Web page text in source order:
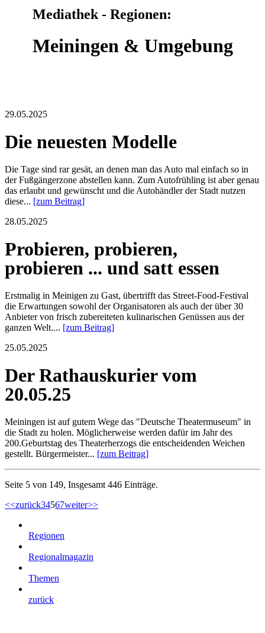
Mediathek - Regionen:
Meiningen & Umgebung
29.05.2025
Die neuesten Modelle
Die Tage sind rar gesät, an denen man das Auto mal einfach so in
der Fußgängerzone abstellen kann. Zum Autofrühling ist aber genau
das erlaubt und gewünscht und die Autohändler der Stadt nutzen
diese... [zum Beitrag]
28.05.2025
Probieren, probieren,
probieren ... und satt essen
Erstmalig in Meinigen zu Gast, übertrifft das Street-Food-Festival
die Erwartungen sowohl der Organisatoren als auch der über 30
Anbieter von frisch zubereiteten kulinarischen Genüssen aus der
ganzen Welt.... [zum Beitrag]
25.05.2025
Der Rathauskurier vom
20.05.25
Meiningen ist auf gutem Wege das "Deutsche Theatermuseum" in
die Stadt zu holen. Möglicherweise werden dafür im Jahr des
200.Geburtstag des Theaterherzogs die entscheidenden Weichen
gestellt. Bürgermeister... [zum Beitrag]
Seite 5 von 149, Insgesamt 446 Einträge.
<<zurück34567weiter>>
Regionen
Regionalmagazin
Themen
zurück